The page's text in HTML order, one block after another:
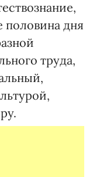
половина дня
труда,